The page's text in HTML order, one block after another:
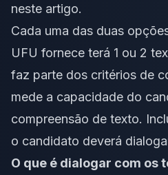
neste artigo.
Cada uma das duas
UFU fornece terá 1 ou 2
faz parte dos critérios de
mede a capacidade do
compreensão de texto.
o candidato deverá
O que é dialogar com os